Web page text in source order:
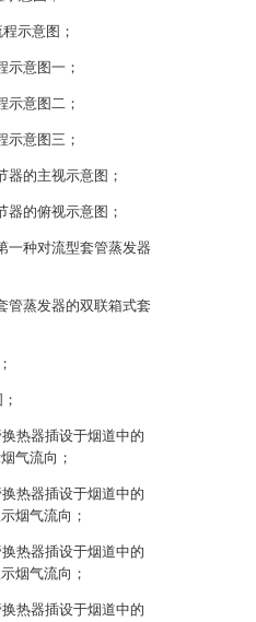
示意图；
示意图一；
示意图二；
示意图三；
器的主视示意图；
器的俯视示意图；
一种对流型套管蒸发器
管蒸发器的双联箱式套
热器插设于烟道中的
气流向；
热器插设于烟道中的
烟气流向；
热器插设于烟道中的
烟气流向；
热器插设于烟道中的